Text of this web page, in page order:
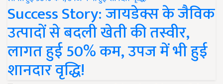
Success Story: जायडेक्स के जैविक
उत्पादों से बदली खेती की तस्वीर,
लागत हुई 50% कम, उपज में भी हुई
शानदार वृद्धि!